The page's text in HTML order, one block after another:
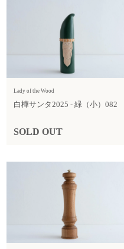
Lady of the Wood
白樺サンタ2025 - 緑（小）082
SOLD OUT